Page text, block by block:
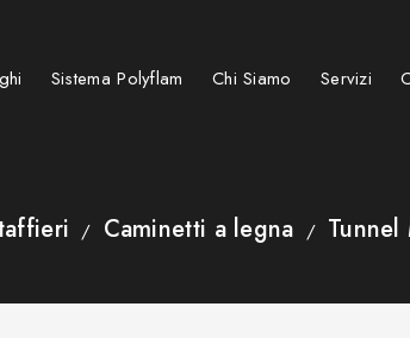
Sistema Polyflam Chi Siamo Servizi
Caminetti a legna